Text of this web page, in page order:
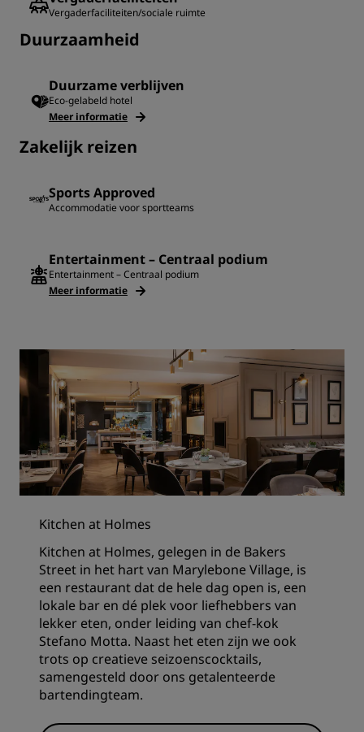
Vergaderfaciliteiten/sociale ruimte
Duurzaamheid
Duurzame verblijven
Eco-gelabeld hotel
Meer informatie
‌Zakelijk reizen
Sports Approved
Accommodatie voor sportteams
Entertainment – Centraal podium
Entertainment – Centraal podium
Meer informatie
Kitchen at Holmes
Kitchen at Holmes, gelegen in de Bakers
Street in het hart van Marylebone Village, is
een restaurant dat de hele dag open is, een
lokale bar en dé plek voor liefhebbers van
lekker eten, onder leiding van chef-kok
Stefano Motta. Naast het eten zijn we ook
trots op creatieve seizoenscocktails,
samengesteld door ons getalenteerde
bartendingteam.